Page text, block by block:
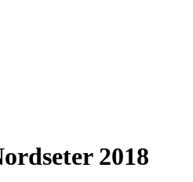
2018